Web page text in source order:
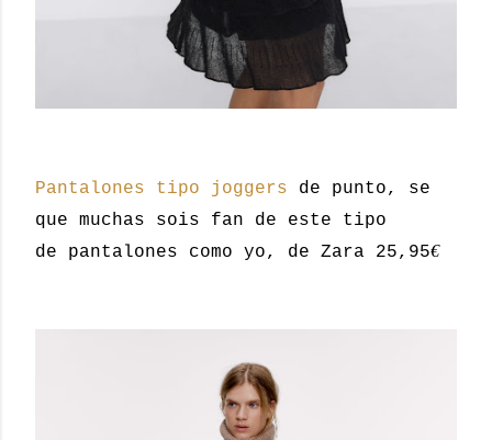
Pantalones tipo joggers de punto, se
que muchas sois fan de este tipo
de pantalones como yo, de Zara 25,95€